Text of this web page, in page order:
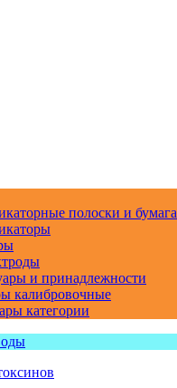
полоски и бумага
и принадлежности
калибровочные
категории